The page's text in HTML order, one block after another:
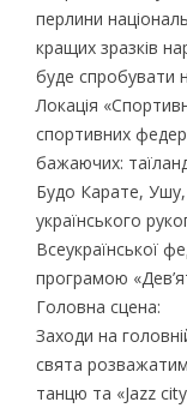
перлини
кращих зразків
буде спробувати
Локація
спортивних
бажаючих:
Будо Карате,
українського
Всеукраїнської
програмою
Головна сцена:
Заходи на
свята
танцю та «Jazz